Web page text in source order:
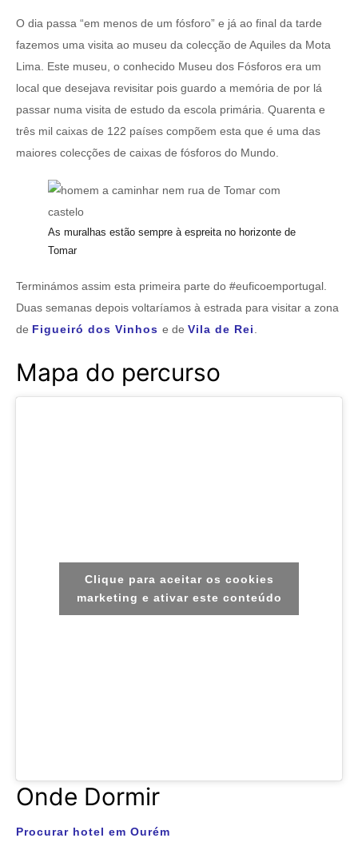
O dia passa “em menos de um fósforo” e já ao final da tarde
fazemos uma visita ao museu da colecção de Aquiles da Mota
Lima. Este museu, o conhecido Museu dos Fósforos era um
local que desejava revisitar pois guardo a memória de por lá
passar numa visita de estudo da escola primária. Quarenta e
três mil caixas de 122 países compõem esta que é uma das
maiores colecções de caixas de fósforos do Mundo.
As muralhas estão sempre à espreita no horizonte de
Tomar
Terminámos assim esta primeira parte do #euficoemportugal.
Duas semanas depois voltaríamos à estrada para visitar a zona
de Figueiró dos Vinhos e de Vila de Rei
Mapa do percurso
Clique para aceitar os cookies
marketing e ativar este conteúdo
Onde Dormir
Procurar hotel em Ourém